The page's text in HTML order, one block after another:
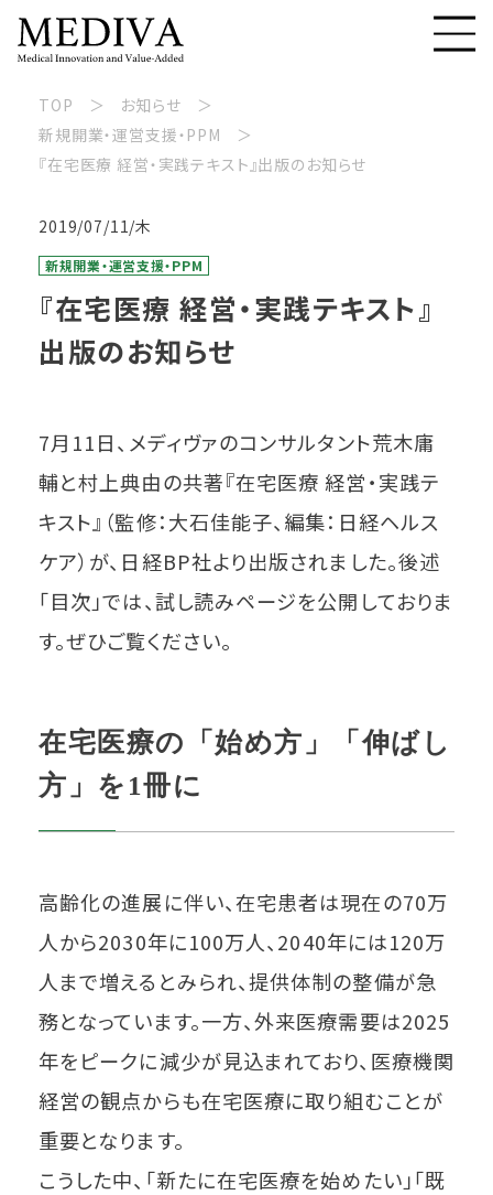
TOP
お知らせ
新規開業・運営支援・PPM
『在宅医療 経営・実践テキスト』出版のお知らせ
2019/07/11/木
新規開業・運営支援・PPM
『在宅医療 経営・実践テキスト』
出版のお知らせ
7月11日、メディヴァのコンサルタント荒木庸
輔と村上典由の共著『在宅医療 経営・実践テ
キスト』（監修：大石佳能子、編集：日経ヘルス
ケア）が、日経BP社より出版されました。後述
「目次」では、試し読みページを公開しておりま
す。ぜひご覧ください。
在宅医療の「始め方」「伸ばし
方」を1冊に
高齢化の進展に伴い、在宅患者は現在の70万
人から2030年に100万人、2040年には120万
人まで増えるとみられ、提供体制の整備が急
務となっています。一方、外来医療需要は2025
年をピークに減少が見込まれており、医療機関
経営の観点からも在宅医療に取り組むことが
重要となります。
こうした中、「新たに在宅医療を始めたい」「既